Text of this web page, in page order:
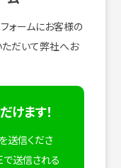
ォームにお客様の
だいて弊社へお
ます！
送信くださ
で送信される